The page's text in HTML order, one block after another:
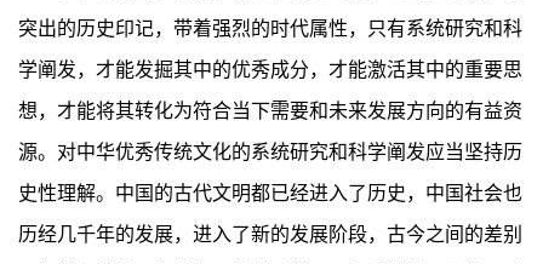
突出的历史印记，带着强烈的时代属性，只有系统研究和科
学阐发，才能发掘其中的优秀成分，才能激活其中的重要思
想，才能将其转化为符合当下需要和未来发展方向的有益资
源。对中华优秀传统文化的系统研究和科学阐发应当坚持历
史性理解。中国的古代文明都已经进入了历史，中国社会也
历经几千年的发展，进入了新的发展阶段，古今之间的差别